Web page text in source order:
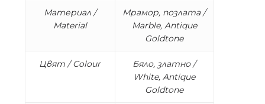
Материал /
Material
Мрамор, позлата /
Marble, Antique
Goldtone
Цвят / Colour
Бяло, златно /
White, Antique
Goldtone